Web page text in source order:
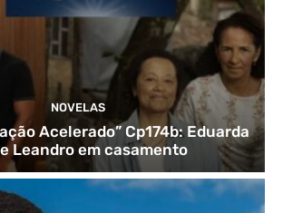
NOVELAS
Acelerado” Cp174b: Eduarda
Leandro em casamento